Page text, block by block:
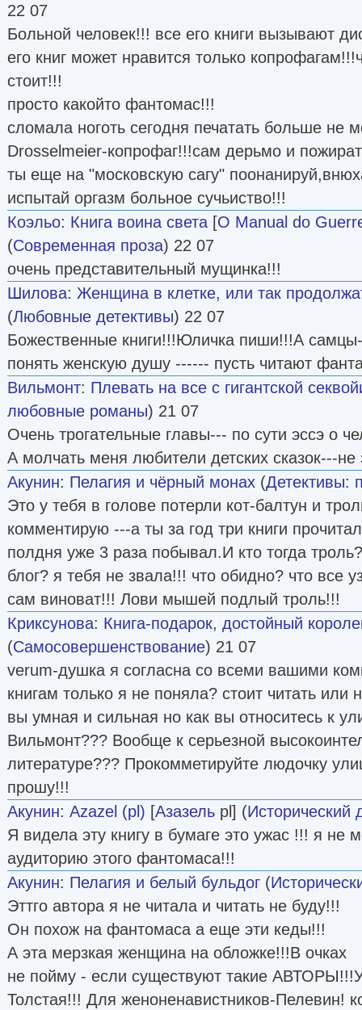
22 07
Больной человек!!! все его книги вызывают
его книг может нравится только
стоит!!!
просто какойто фантомас!!!
сломала ноготь сегодня печатать больше не
Drosselmeier-копрофаг!!!сам дерьмо и
ты еще на "московскую сагу"
испытай оргазм больное сучьиство!!!
Коэльо: Книга воина света [O Manual do
(Современная проза) 22 07
очень представительный мущинка!!!
Шилова: Женщина в клетке, или так
(Любовные детективы) 22 07
Божественные книги!!!Юличка пиши!!!А
понять женскую душу ------ пусть читают
Вильмонт: Плевать на все с гигантской
любовные романы) 21 07
Очень трогательные главы--- по сути эссэ о
А молчать меня любители детских сказок---не
Акунин: Пелагия и чёрный монах (Детективы:
Это у тебя в голове потерли кот-балтун и
комментирую ---а ты за год три книги
полдня уже 3 раза побывал.И кто тогда
блог? я тебя не звала!!! что обидно? что все
сам виноват!!! Лови мышей подлый троль!!!
Криксунова: Книга-подарок, достойный
(Самосовершенствование) 21 07
verum-душка я согласна со всеми вашими
книгам только я не поняла? стоит читать или
вы умная и сильная но как вы относитесь к
Вильмонт??? Вообще к серьезной
литературе??? Прокомметируйте людочку
прошу!!!
Акунин: Azazel (pl) [Азазель pl] (Исторический
Я видела эту книгу в бумаге это ужас !!! я не
аудиторию этого фантомаса!!!
Акунин: Пелагия и белый бульдог (
Эттго автора я не читала и читать не буду!!!
Он похож на фантомаса а еще эти кеды!!!
А эта мерзкая женщина на обложке!!!В очках
не пойму - если существуют такие
Толстая!!! Для женоненавистников-Пелевин!